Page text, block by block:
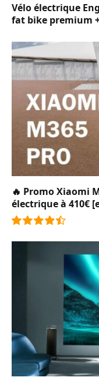
Vélo électrique
fat bike premium
🔥 Promo Xiaomi
électrique à 410€
9.0